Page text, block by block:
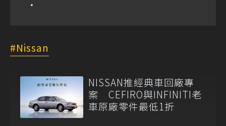
Nissan
NISSAN推經典車回廠專
案 CEFIRO與INFINITI老
車原廠零件最低1折